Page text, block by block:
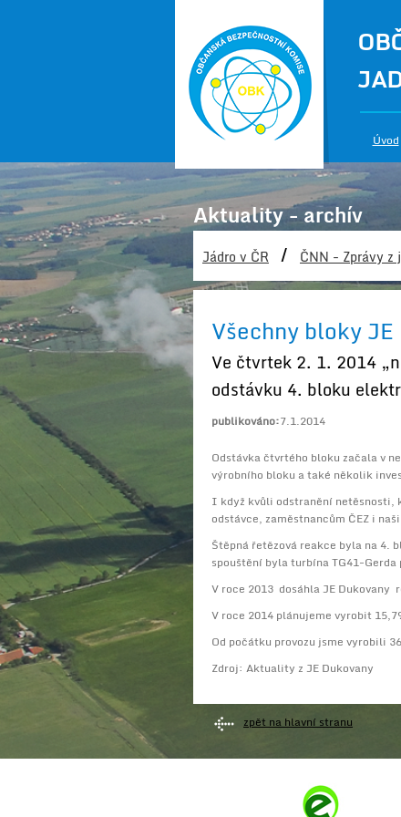
Úvod
Aktuality - archív
Jádro v ČR / ČNN - Zprávy z
Všechny bloky
Ve čtvrtek 2. 1. 2014
odstávku 4. bloku
publikováno:7.1.2014
Odstávka čtvrtého bloku začala v
výrobního bloku a také několik
I když kvůli odstranění netěsnosti,
odstávce, zaměstnancům ČEZ i
Štěpná řetězová reakce byla na 4.
spouštění byla turbína TG41-
V roce 2013 dosáhla JE Dukovany
V roce 2014 plánujeme vyrobit
Od počátku provozu jsme vyrobili
Zdroj: Aktuality z JE Dukovany
zpět na hlavní stranu